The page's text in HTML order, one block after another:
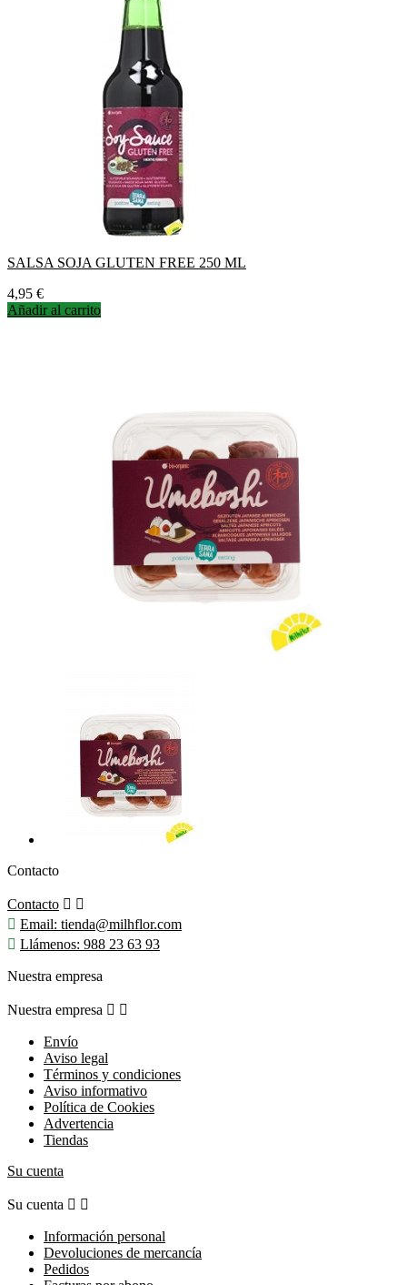
SALSA SOJA GLUTEN FREE 250 ML
Precio
4,95 €
Añadir al carrito
Contacto
Contacto  
 Email: tienda@milhflor.com
 Llámenos: 988 23 63 93
Nuestra empresa
Nuestra empresa  
Envío
Aviso legal
Términos y condiciones
Aviso informativo
Política de Cookies
Advertencia
Tiendas
Su cuenta
Su cuenta  
Información personal
Devoluciones de mercancía
Pedidos